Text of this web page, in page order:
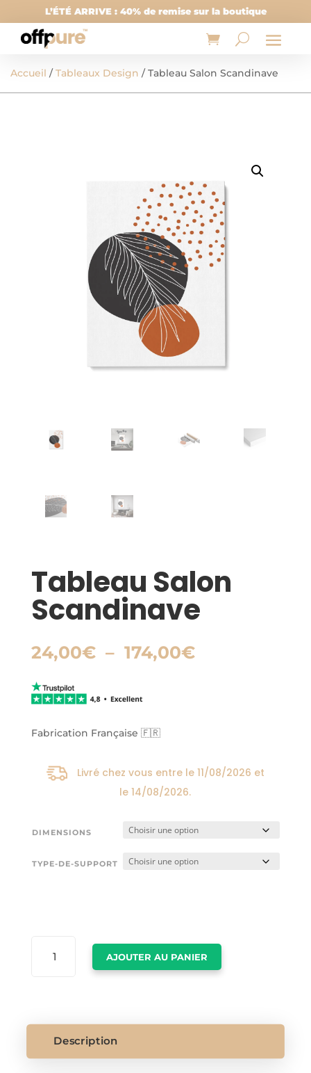
L’ÉTÉ ARRIVE : 40% de remise sur la boutique
Accueil /Tableaux Design / Tableau Salon Scandinave
Tableau Salon
Scandinave
24,00€ – 174,00€Plage
Fabrication Française 🇫🇷
Livré chez vous entre le 11/08/2026 et
le14/08/2026.
DIMENSIONS
TYPE-DE-SUPPORT
AJOUTER AU PANIER
Description